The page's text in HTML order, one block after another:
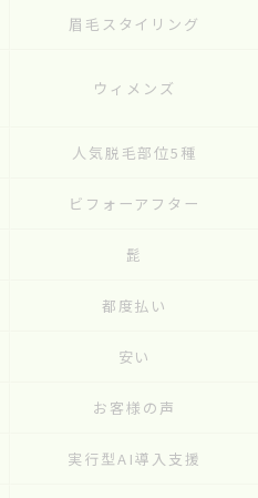
眉毛スタイリング
ウィメンズ
人気脱毛部位5種
ビフォーアフター
髭
都度払い
安い
お客様の声
実行型AI導入支援